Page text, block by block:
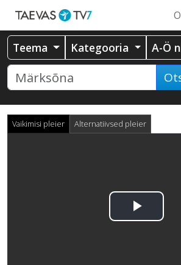
Teema Kategooria A-Ö
Vaikimisi pleier Alternatiivsed pleier
Esita